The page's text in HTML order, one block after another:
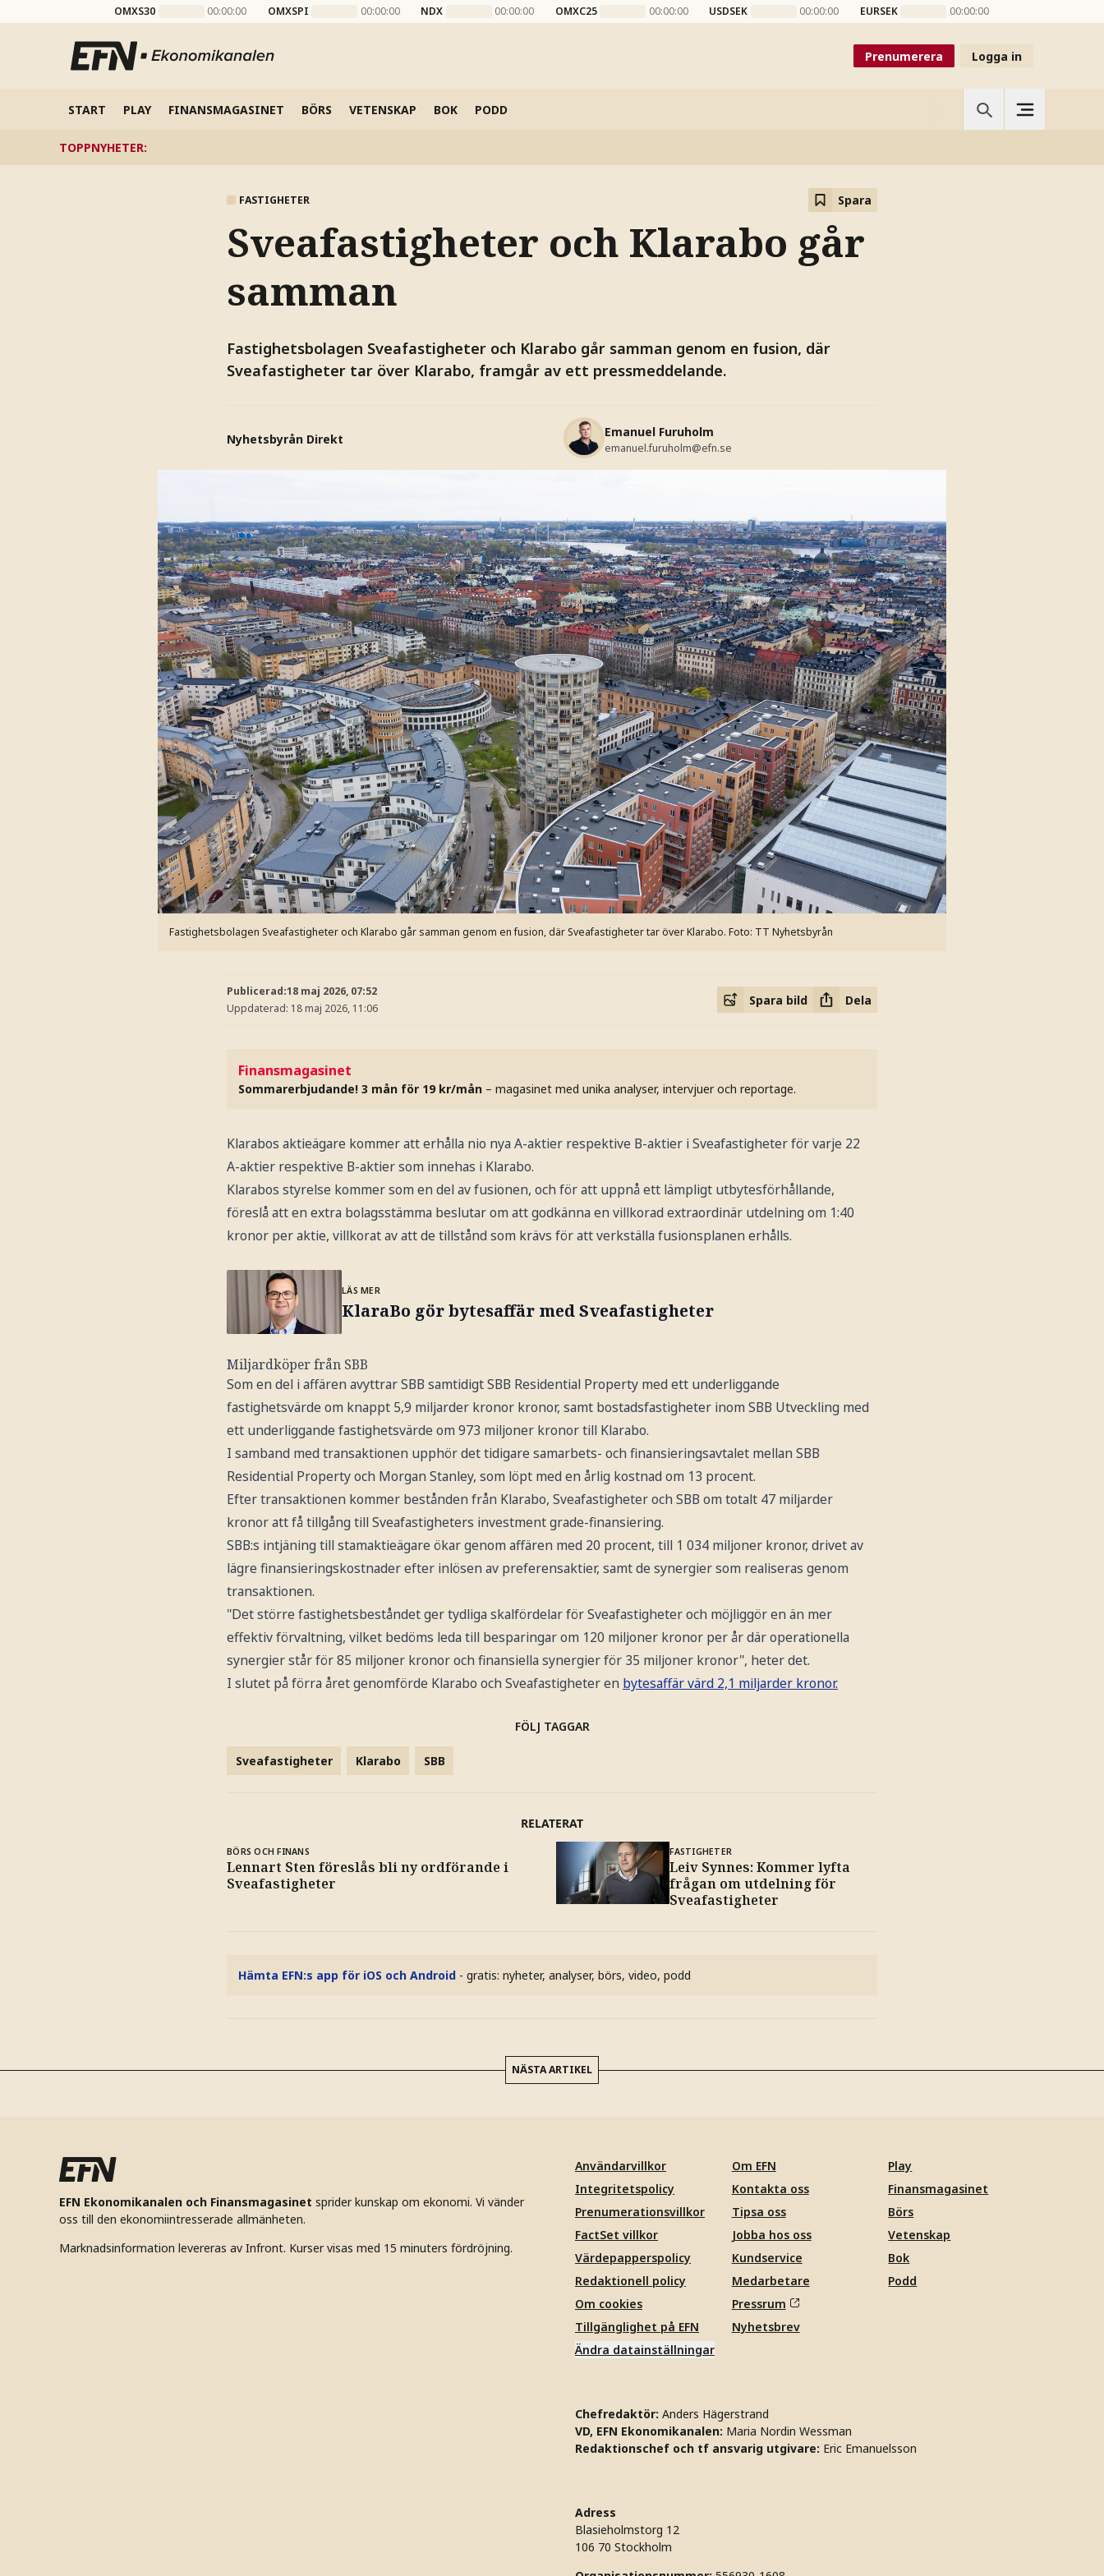
OMXS30 00:00:00 OMXSPI 00:00:00 NDX 00:00:00 OMXC25 00:00:00 USDSEK 00:00:00 EURSEK 00:00:00
Prenumerera Logga in
START PLAY FINANSMAGASINET BÖRS VETENSKAP BOK PODD
TOPPNYHETER:
FASTIGHETER Spara
Sveafastigheter och Klarabo går
samman
Fastighetsbolagen Sveafastigheter och Klarabo går samman genom en fusion, där
Sveafastigheter tar över Klarabo, framgår av ett pressmeddelande.
Nyhetsbyrån Direkt Emanuel Furuholm
emanuel.furuholm@efn.se
Fastighetsbolagen Sveafastigheter och Klarabo går samman genom en fusion, där Sveafastigheter tar över Klarabo. Foto: TT Nyhetsbyrån
Publicerad:18 maj 2026, 07:52
Uppdaterad: 18 maj 2026, 11:06
Spara bild Dela
Finansmagasinet
Sommarerbjudande! 3 mån för 19 kr/mån – magasinet med unika analyser, intervjuer och reportage.
Klarabos aktieägare kommer att erhålla nio nya A-aktier respektive B-aktier i Sveafastigheter för varje 22
A-aktier respektive B-aktier som innehas i Klarabo.
Klarabos styrelse kommer som en del av fusionen, och för att uppnå ett lämpligt utbytesförhållande,
föreslå att en extra bolagsstämma beslutar om att godkänna en villkorad extraordinär utdelning om 1:40
kronor per aktie, villkorat av att de tillstånd som krävs för att verkställa fusionsplanen erhålls.
LÄS MER
KlaraBo gör bytesaffär med Sveafastigheter
Miljardköper från SBB
Som en del i affären avyttrar SBB samtidigt SBB Residential Property med ett underliggande
fastighetsvärde om knappt 5,9 miljarder kronor kronor, samt bostadsfastigheter inom SBB Utveckling med
ett underliggande fastighetsvärde om 973 miljoner kronor till Klarabo.
I samband med transaktionen upphör det tidigare samarbets- och finansieringsavtalet mellan SBB
Residential Property och Morgan Stanley, som löpt med en årlig kostnad om 13 procent.
Efter transaktionen kommer bestånden från Klarabo, Sveafastigheter och SBB om totalt 47 miljarder
kronor att få tillgång till Sveafastigheters investment grade-finansiering.
SBB:s intjäning till stamaktieägare ökar genom affären med 20 procent, till 1 034 miljoner kronor, drivet av
lägre finansieringskostnader efter inlösen av preferensaktier, samt de synergier som realiseras genom
transaktionen.
"Det större fastighetsbeståndet ger tydliga skalfördelar för Sveafastigheter och möjliggör en än mer
effektiv förvaltning, vilket bedöms leda till besparingar om 120 miljoner kronor per år där operationella
synergier står för 85 miljoner kronor och finansiella synergier för 35 miljoner kronor", heter det.
I slutet på förra året genomförde Klarabo och Sveafastigheter en bytesaffär värd 2,1 miljarder kronor.
FÖLJ TAGGAR
Sveafastigheter Klarabo SBB
RELATERAT
BÖRS OCH FINANS
Lennart Sten föreslås bli ny ordförande i
Sveafastigheter
FASTIGHETER
Leiv Synnes: Kommer lyfta
frågan om utdelning för
Sveafastigheter
Hämta EFN:s app för iOS och Android - gratis: nyheter, analyser, börs, video, podd
NÄSTA ARTIKEL
EFN Ekonomikanalen och Finansmagasinet sprider kunskap om ekonomi. Vi vänder
oss till den ekonomiintresserade allmänheten.
Marknadsinformation levereras av Infront. Kurser visas med 15 minuters fördröjning.
Användarvillkor
Integritetspolicy
Prenumerationsvillkor
FactSet villkor
Värdepapperspolicy
Redaktionell policy
Om cookies
Tillgänglighet på EFN
Ändra datainställningar
Om EFN
Kontakta oss
Tipsa oss
Jobba hos oss
Kundservice
Medarbetare
Pressrum
Nyhetsbrev
Play
Finansmagasinet
Börs
Vetenskap
Bok
Podd
Chefredaktör: Anders Hägerstrand
VD, EFN Ekonomikanalen: Maria Nordin Wessman
Redaktionschef och tf ansvarig utgivare: Eric Emanuelsson
Adress
Blasieholmstorg 12
106 70 Stockholm